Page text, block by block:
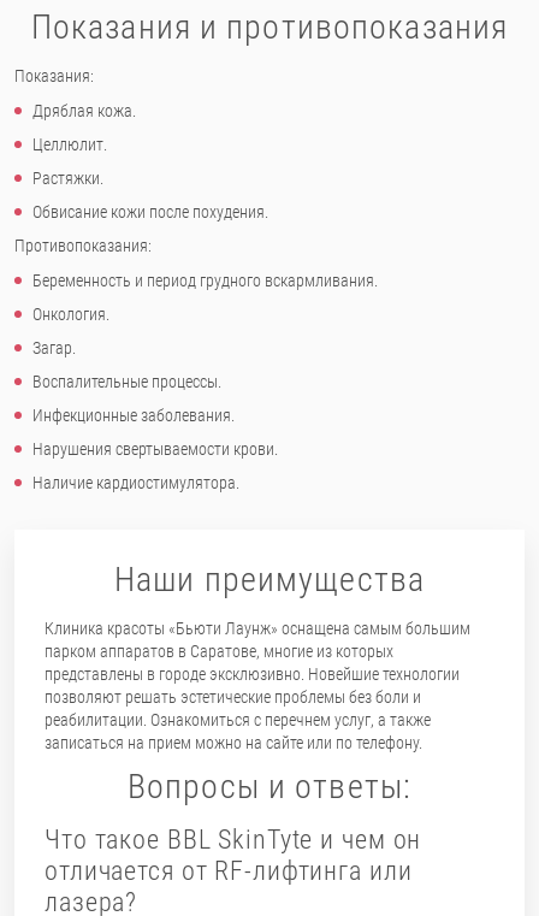
Показания и противопоказания
Показания:
Дряблая кожа.
Целлюлит.
Растяжки.
Обвисание кожи после похудения.
Противопоказания:
Беременность и период грудного вскармливания.
Онкология.
Загар.
Воспалительные процессы.
Инфекционные заболевания.
Нарушения свертываемости крови.
Наличие кардиостимулятора.
Наши преимущества
Клиника красоты «Бьюти Лаунж» оснащена самым большим
парком аппаратов в Саратове, многие из которых
представлены в городе эксклюзивно. Новейшие технологии
позволяют решать эстетические проблемы без боли и
реабилитации. Ознакомиться с перечнем услуг, а также
записаться на прием можно на сайте или по телефону.
Вопросы и ответы:
Что такое BBL SkinTyte и чем он
отличается от RF-лифтинга или
лазера?